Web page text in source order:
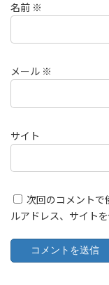
名前 ※
メール ※
サイト
次回のコメントで
ルアドレス、サイトを